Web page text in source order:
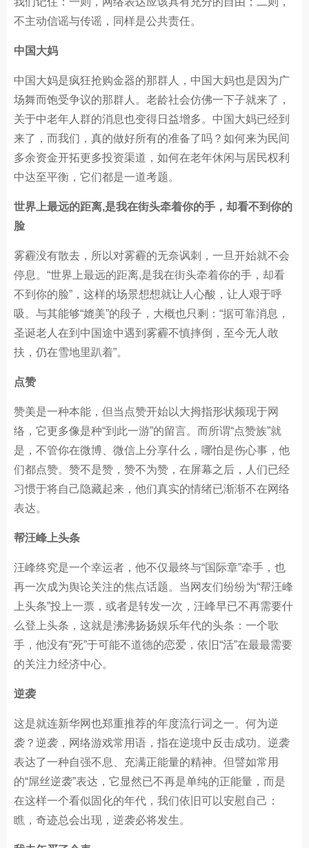
不主动信谣与传谣，同样是公共责任。
中国大妈
中国大妈是疯狂抢购金器的那群人，中国大妈也是因为广
场舞而饱受争议的那群人。老龄社会仿佛一下子就来了，
关于中老年人群的消息也变得日益增多。中国大妈已经到
来了，而我们，真的做好所有的准备了吗？如何来为民间
多余资金开拓更多投资渠道，如何在老年休闲与居民权利
中达至平衡，它们都是一道考题。
世界上最远的距离,是我在街头牵着你的手，却看不到你的
脸
雾霾没有散去，所以对雾霾的无奈讽刺，一旦开始就不会
停息。“世界上最远的距离,是我在街头牵着你的手，却看
不到你的脸”，这样的场景想想就让人心酸，让人艰于呼
吸。与其能够“媲美”的段子，大概也只剩：“据可靠消息，
圣诞老人在到中国途中遇到雾霾不慎摔倒，至今无人敢
扶，仍在雪地里趴着”。
点赞
赞美是一种本能，但当点赞开始以大拇指形状频现于网
络，它更多像是种“到此一游”的留言。而所谓“点赞族”就
是，不管你在微博、微信上分享什么，哪怕是伤心事，他
们都点赞。赞不是赞，赞不为赞，在屏幕之后，人们已经
习惯于将自己隐藏起来，他们真实的情绪已渐渐不在网络
表达。
帮汪峰上头条
汪峰终究是一个幸运者，他不仅最终与“国际章”牵手，也
再一次成为舆论关注的焦点话题。当网友们纷纷为“帮汪峰
上头条”投上一票，或者是转发一次，汪峰早已不再需要什
么登上头条，这就是沸沸扬扬娱乐年代的头条：一个歌
手，他没有“死”于可能不道德的恋爱，依旧“活”在最最需要
的关注力经济中心。
逆袭
这是就连新华网也郑重推荐的年度流行词之一。何为逆
袭？逆袭，网络游戏常用语，指在逆境中反击成功。逆袭
表达了一种自强不息、充满正能量的精神。但譬如常用
的“屌丝逆袭”表达，它显然已不再是单纯的正能量，而是
在这样一个看似固化的年代，我们依旧可以安慰自己：
瞧，奇迹总会出现，逆袭必将发生。